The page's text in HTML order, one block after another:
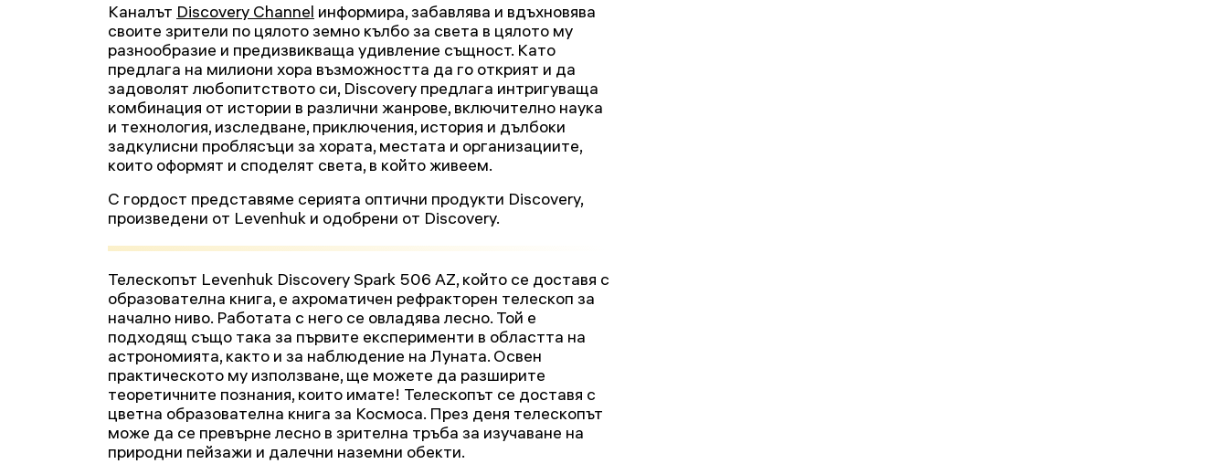
Каналът Discovery Channel информира, забавлява и вдъхновява
своите зрители по цялото земно кълбо за света в цялото му
разнообразие и предизвикваща удивление същност. Като
предлага на милиони хора възможността да го открият и да
задоволят любопитството си, Discovery предлага интригуваща
комбинация от истории в различни жанрове, включително наука
и технология, изследване, приключения, история и дълбоки
задкулисни проблясъци за хората, местата и организациите,
които оформят и споделят света, в който живеем.
С гордост представяме серията оптични продукти Discovery,
произведени от Levenhuk и одобрени от Discovery.
Телескопът Levenhuk Discovery Spark 506 AZ, който се доставя с
образователна книга, е ахроматичен рефракторен телескоп за
начално ниво. Работата с него се овладява лесно. Той е
подходящ също така за първите експерименти в областта на
астрономията, както и за наблюдение на Луната. Освен
практическото му използване, ще можете да разширите
теоретичните познания, които имате! Телескопът се доставя с
цветна образователна книга за Космоса. През деня телескопът
може да се превърне лесно в зрителна тръба за изучаване на
природни пейзажи и далечни наземни обекти.